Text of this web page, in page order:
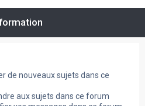
de nouveaux sujets dans ce
aux sujets dans ce forum